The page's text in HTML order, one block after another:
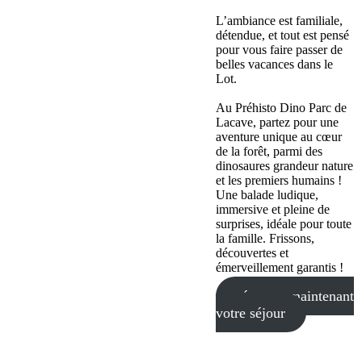
L’ambiance est familiale,
détendue, et tout est pensé
pour vous faire passer de
belles vacances dans le
Lot.
Au Préhisto Dino Parc de
Lacave, partez pour une
aventure unique au cœur
de la forêt, parmi des
dinosaures grandeur nature
et les premiers humains !
Une balade ludique,
immersive et pleine de
surprises, idéale pour toute
la famille. Frissons,
découvertes et
émerveillement garantis !
réservez maintenant
votre séjour